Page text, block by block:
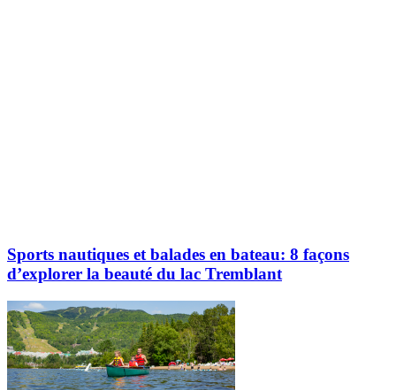
Sports nautiques et balades en bateau: 8 façons
d’explorer la beauté du lac Tremblant